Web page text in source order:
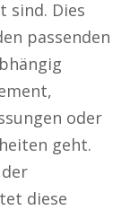
sind. Dies
passenden
oder
geht.
diese